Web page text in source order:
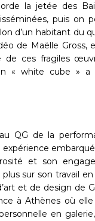
la jetée des
puis on
d’un habitant du
de Maëlle Gross,
ces fragiles
« white cube »
QG de la
et son
sur son travail
et de design de
à Athènes où
en